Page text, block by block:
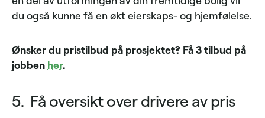
du også kunne få en økt eierskaps- og hjemfølelse.
Ønsker du pristilbud på prosjektet? Få 3 tilbud på
jobben her.
5. Få oversikt over drivere av pris